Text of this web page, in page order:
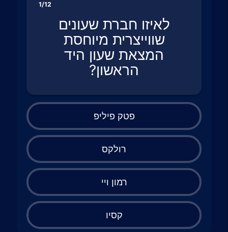
1/12
לאיזו חברת שעונים
שווייצרית מיוחסת
המצאת שעון היד
הראשון?
פטק פיליפ
רולקס
רמון ויי
קסיו